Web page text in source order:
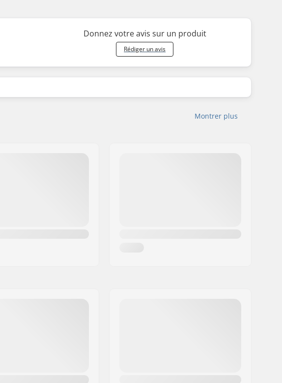
Donnez votre avis sur un produit
Rédiger un avis
Montrer plus